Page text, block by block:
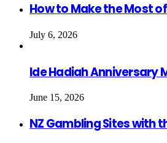
How to Make the Most of
July 6, 2026
Ide Hadiah Anniversary
June 15, 2026
NZ Gambling Sites with